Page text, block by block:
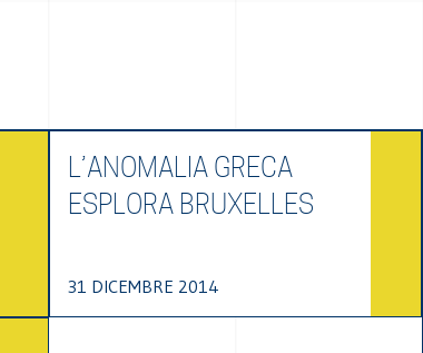
L’ANOMALIA GRECA
ESPLORA BRUXELLES
31 DICEMBRE 2014